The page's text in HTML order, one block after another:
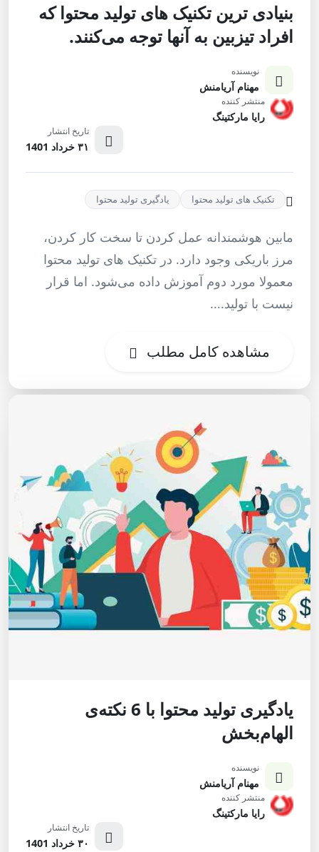
بنیادی ترین تکنیک های تولید محتوا که
افراد تیزبین به آنها توجه می‌کنند.
نویسنده
مهنام آریامنش
منتشر کننده
رایا مارکتینگ
تاریخ انتشار
۳۱ خرداد 1401
تکنیک های تولید محتوا یادگیری تولید محتوا
مابین هوشمندانه عمل کردن تا سخت کار کردن،
مرز باریکی وجود دارد. در تکنیک های تولید محتوا
معمولا مورد دوم آموزش داده می‌شود. اما قرار
نیست با تولید....
مشاهده کامل مطلب
یادگیری تولید محتوا با 6 نکته‌ی
الهام‌بخش
نویسنده
مهنام آریامنش
منتشر کننده
رایا مارکتینگ
تاریخ انتشار
۳۰ خرداد 1401